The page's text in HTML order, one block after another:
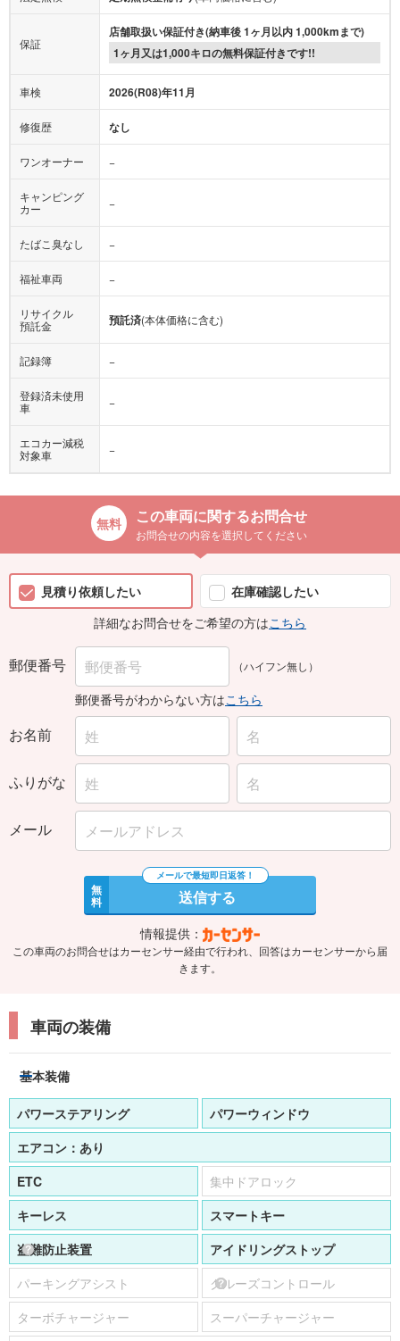
保証
店舗取扱い保証付き(納車後 1ヶ月以内 1,000kmまで)
1ヶ月又は1,000キロの無料保証付きです!!
車検 2026(R08)年11月
修復歴 なし
ワンオーナー −
キャンピング
カー
−
たばこ臭なし −
福祉車両 −
リサイクル
預託金
預託済(本体価格に含む)
記録簿 −
登録済未使用
車
−
エコカー減税
対象車
−
この車両に関するお問合せ
お問合せの内容を選択してください
見積り依頼したい
在庫確認したい
詳細なお問合せをご希望の方はこちら
郵便番号 （ハイフン無し）
郵便番号がわからない方はこちら
お名前
ふりがな
メール
無
料 送信する
情報提供：
この車両のお問合せはカーセンサー経由で行われ、回答はカーセンサーから届
きます。
車両の装備
基本装備
パワーステアリング
パワーウィンドウ
エアコン： あり
ETC
集中ドアロック
キーレス
スマートキー
盗難防止装置
アイドリングストップ
パーキングアシスト
クルーズコントロール
ターボチャージャー
スーパーチャージャー